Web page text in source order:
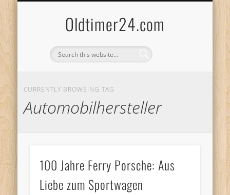
Oldtimer24.com
CURRENTLY BROWSING TAG
Automobilhersteller
100 Jahre Ferry Porsche: Aus
Liebe zum Sportwagen